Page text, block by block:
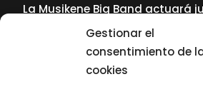
Gestionar el
consentimiento de
cookies
La Musikene Big Band actuará
Tolliver en el 61 Jazzaldia